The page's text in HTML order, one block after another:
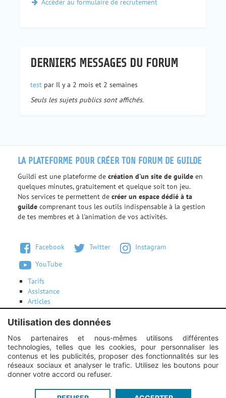
Accéder au formulaire de recrutement
DERNIERS MESSAGES DU FORUM
test par Il y a 2 mois et 2 semaines
Seuls les sujets publics sont affichés.
LA PLATEFORME POUR CRÉER TON FORUM DE GUILDE
Guildi est une plateforme de création d'un site de guilde en
quelques minutes, gratuitement et quelque soit ton jeu.
Nos services te permettent de créer un espace dédié à ta
guilde comprenant tous les outils indispensable à la gestion
de tes membres et à l'animation de vos activités.
Facebook Twitter
Instagram
YouTube
Tarifs
Assistance
Articles
Conditions d'utilisation
Contactez-nous
Instagram :Unexpected response structure
Utilisation des données
Nos partenaires et nous-mêmes utilisons différentes
technologies, telles que les cookies, pour personnaliser les
contenus et les publicités, proposer des fonctionnalités sur les
réseaux sociaux et analyser le trafic. Utilisez les boutons pour
donner votre accord ou refuser.